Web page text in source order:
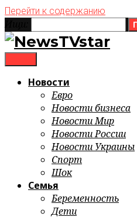
Перейти к содержанию
Новости
Евро
Новости бизнеса
Новости Мир
Новости России
Новости Украины
Спорт
Шок
Семья
Беременность
Дети